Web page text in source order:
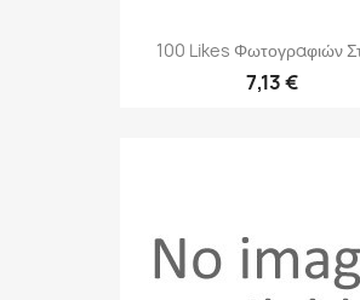
100 Likes Φωτογραφιών
7,13 €